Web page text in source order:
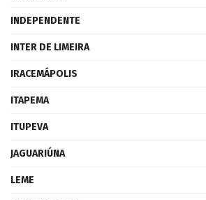
INDEPENDENTE
INTER DE LIMEIRA
IRACEMÁPOLIS
ITAPEMA
ITUPEVA
JAGUARIÚNA
LEME